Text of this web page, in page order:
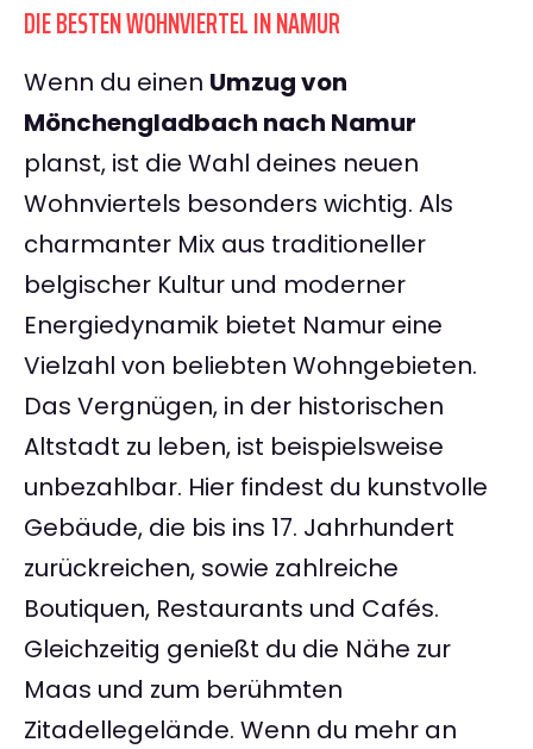
DIE BESTEN WOHNVIERTEL IN NAMUR
Wenn du einen Umzug von
Mönchengladbach nach Namur
planst, ist die Wahl deines neuen
Wohnviertels besonders wichtig. Als
charmanter Mix aus traditioneller
belgischer Kultur und moderner
Energiedynamik bietet Namur eine
Vielzahl von beliebten Wohngebieten.
Das Vergnügen, in der historischen
Altstadt zu leben, ist beispielsweise
unbezahlbar. Hier findest du kunstvolle
Gebäude, die bis ins 17. Jahrhundert
zurückreichen, sowie zahlreiche
Boutiquen, Restaurants und Cafés.
Gleichzeitig genießt du die Nähe zur
Maas und zum berühmten
Zitadellegelände. Wenn du mehr an